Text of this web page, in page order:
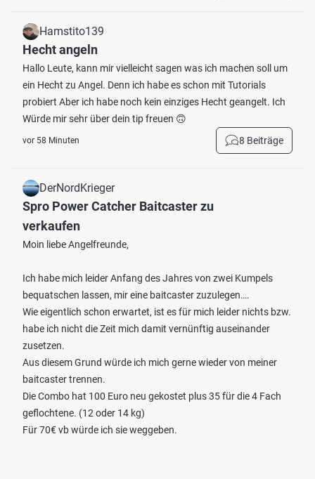
Hamstito139
Hecht angeln
Hallo Leute, kann mir vielleicht sagen was ich machen soll um
ein Hecht zu Angel. Denn ich habe es schon mit Tutorials
probiert Aber ich habe noch kein einziges Hecht geangelt. Ich
Würde mir sehr über dein tip freuen 🙃
vor 58 Minuten 8 Beiträge
DerNordKrieger
Spro Power Catcher Baitcaster zu
verkaufen
Moin liebe Angelfreunde,
Ich habe mich leider Anfang des Jahres von zwei Kumpels
bequatschen lassen, mir eine baitcaster zuzulegen….
Wie eigentlich schon erwartet, ist es für mich leider nichts bzw.
habe ich nicht die Zeit mich damit vernünftig auseinander
zusetzen.
Aus diesem Grund würde ich mich gerne wieder von meiner
baitcaster trennen.
Die Combo hat 100 Euro neu gekostet plus 35 für die 4 Fach
geflochtene. (12 oder 14 kg)
Für 70€ vb würde ich sie weggeben.